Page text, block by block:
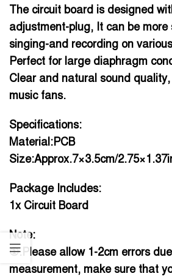
The circuit board is designed
adjustment-plug, It can be more
singing-and recording on
Perfect for large diaphragm
Clear and natural sound
music fans.
Specifications:
Material:PCB
Size:Approx.7×3.5cm/
Package Includes:
1x Circuit Board
Note:
①.Please allow 1-2cm errors
measurement, make sure that